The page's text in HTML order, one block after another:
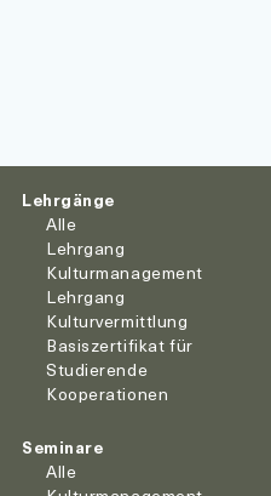
Lehrgänge
Alle
Lehrgang
Kulturmanagement
Lehrgang
Kulturvermittlung
Basiszertifikat für
Studierende
Kooperationen
Seminare
Alle